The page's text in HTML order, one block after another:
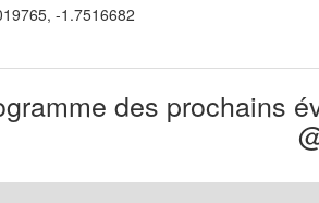
-1.7516682
des prochains